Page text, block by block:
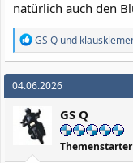
natürlich auch den
R
e
a
k
t
o
n
e
n
GS Q und
04.06.2026
GS Q
Themenstarter